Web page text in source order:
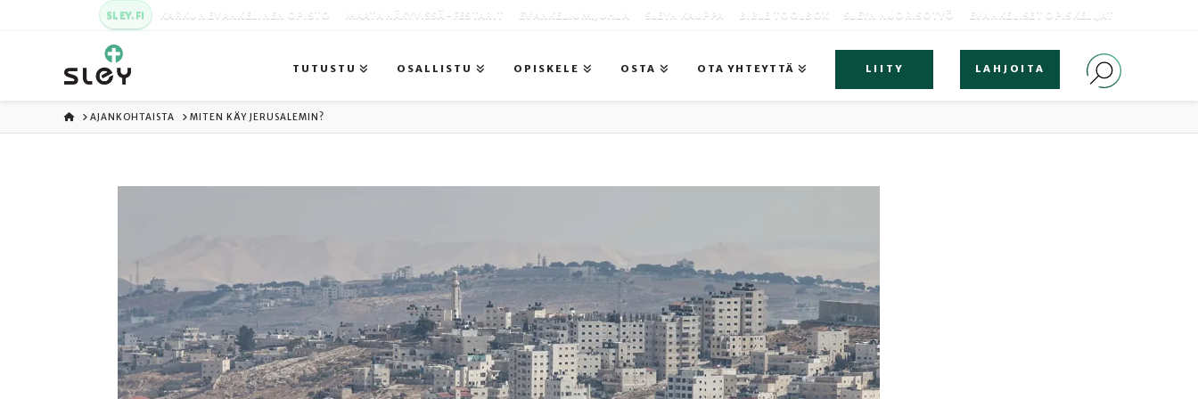
SLEY.FI KARKUN EVANKELINEN OPISTO MAATA NÄKYVISSÄ -FESTARIT EVANKELIUMIJUHLA SLEYN KAUPPA BIBLE TOOLBOX SLEYN NUORISOTYÖ EVANKELISET OPISKELIJAT
TUTUSTU OSALLISTU OPISKELE OSTA OTA YHTEYTTÄ LIITY LAHJOITA
ETUSIVU
AJANKOHTAISTA MITEN KÄY JERUSALEMIN?